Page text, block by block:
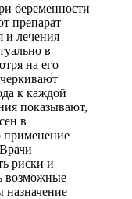
беременности
препарат
и лечения
в
на его
к каждой
показывают,
в
применение
риски и
возможные